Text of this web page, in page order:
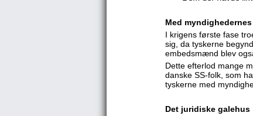
Med
I krigens første fase
sig, da tyskerne
embedsmænd blev
Dette efterlod mange
danske SS-folk, som
tyskerne med
Det juridiske galehus